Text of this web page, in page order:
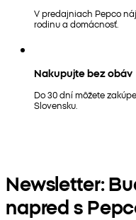
V predajniach Pepco
rodinu a domácnosť.
Nakupujte bez obáv
Do 30 dní môžete
Slovensku.
Newsletter:
napred s